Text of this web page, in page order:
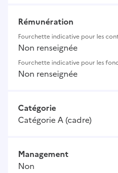
Rémunération
Fourchette indicative pour les
Non renseignée
Fourchette indicative pour les
Non renseignée
Catégorie
Catégorie A (cadre)
Management
Non